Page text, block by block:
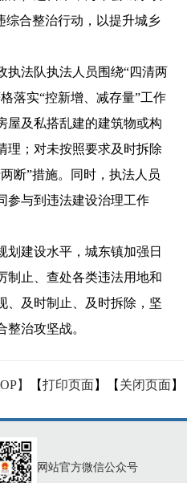
综合整治行动，以提升城乡
法队执法人员围绕“四清两
落实“控新增、减存量”工作
屋及私搭乱建的建筑物或构
理；对未按照要求及时拆除
断”措施。同时，执法人员
参与到违法建设治理工作
建设水平，城东镇加强日
制止、查处各类违法用地和
、及时制止、及时拆除，坚
整治攻坚战。
】 【打印页面】【 关闭页面】
网站官方微信公众号